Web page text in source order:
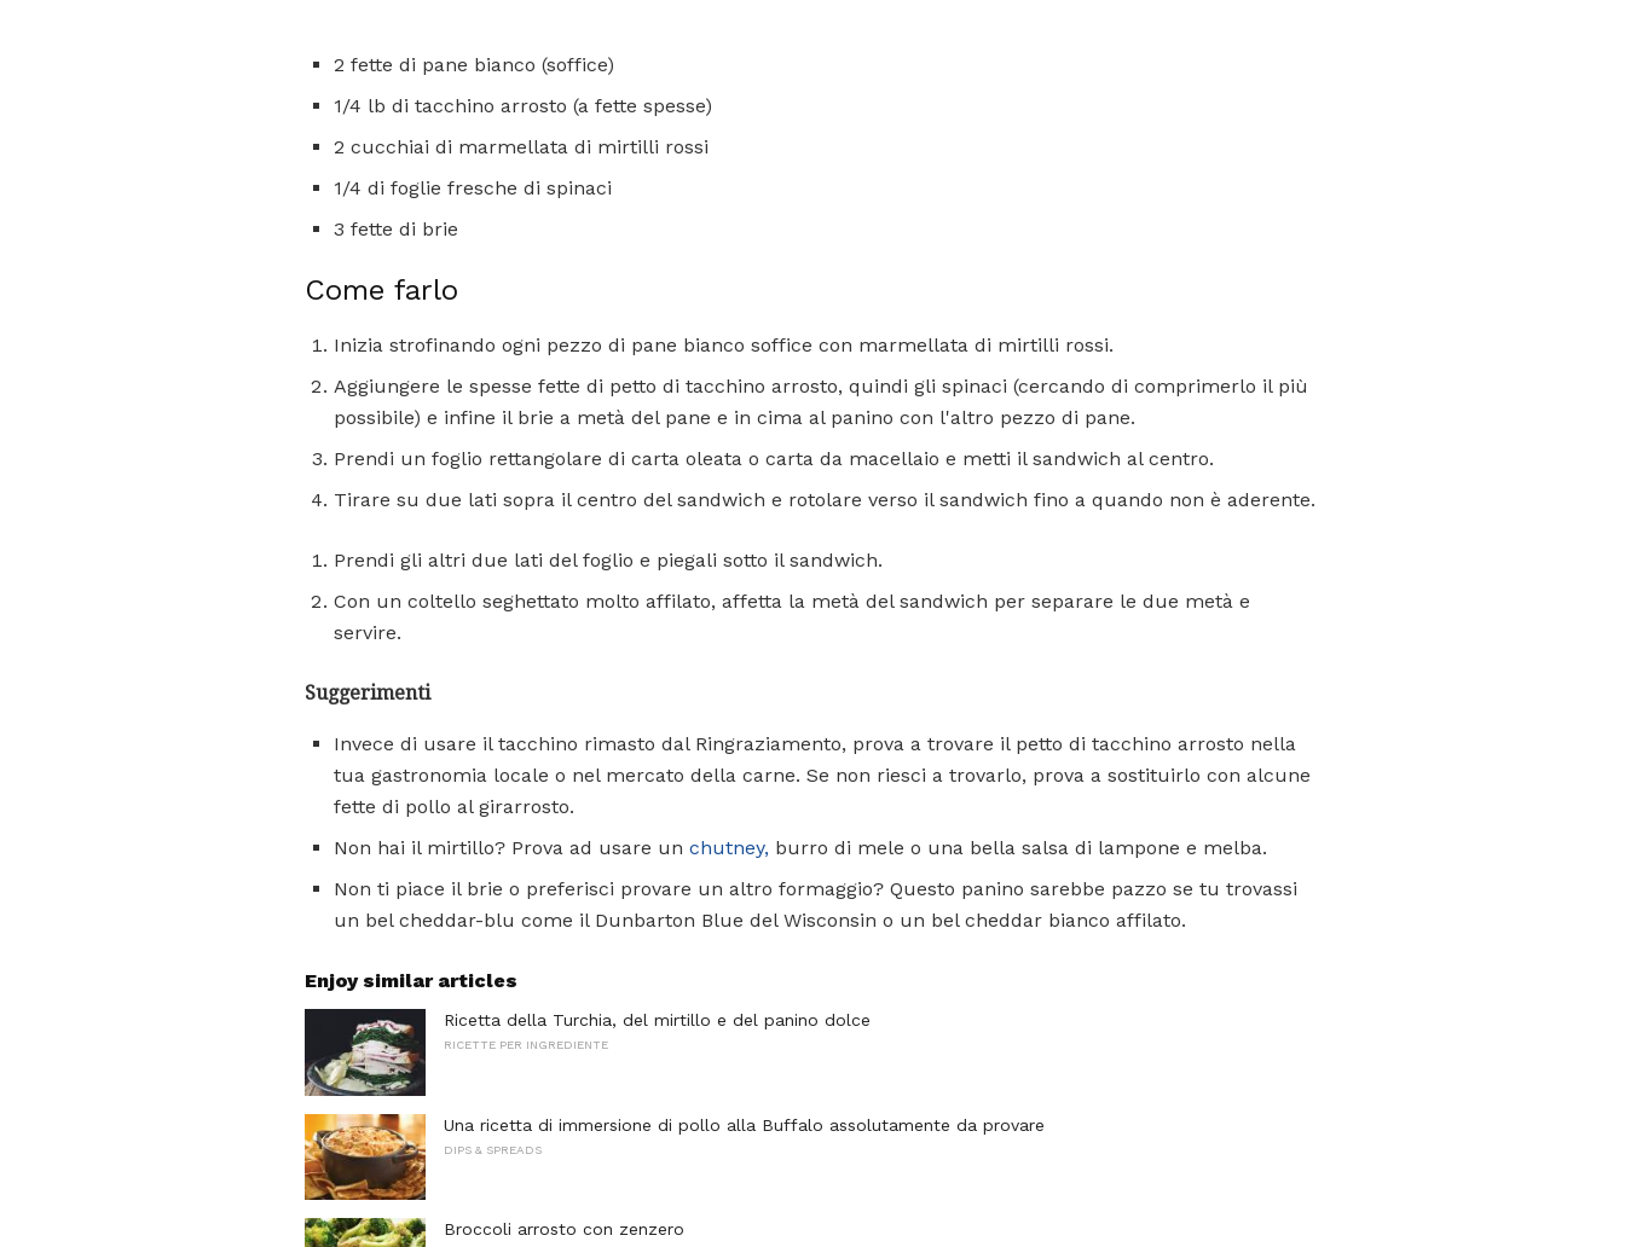
2 fette di pane bianco (soffice)
1/4 lb di tacchino arrosto (a fette spesse)
2 cucchiai di marmellata di mirtilli rossi
1/4 di foglie fresche di spinaci
3 fette di brie
Come farlo
Inizia strofinando ogni pezzo di pane bianco soffice con marmellata di mirtilli rossi.
Aggiungere le spesse fette di petto di tacchino arrosto, quindi gli spinaci (cercando di comprimerlo il più
possibile) e infine il brie a metà del pane e in cima al panino con l'altro pezzo di pane.
Prendi un foglio rettangolare di carta oleata o carta da macellaio e metti il ​​sandwich al centro.
Tirare su due lati sopra il centro del sandwich e rotolare verso il sandwich fino a quando non è aderente.
Prendi gli altri due lati del foglio e piegali sotto il sandwich.
Con un coltello seghettato molto affilato, affetta la metà del sandwich per separare le due metà e
servire.
Suggerimenti
Invece di usare il tacchino rimasto dal Ringraziamento, prova a trovare il petto di tacchino arrosto nella
tua gastronomia locale o nel mercato della carne. Se non riesci a trovarlo, prova a sostituirlo con alcune
fette di pollo al girarrosto.
Non hai il mirtillo? Prova ad usare un chutney, burro di mele o una bella salsa di lampone e melba.
Non ti piace il brie o preferisci provare un altro formaggio? Questo panino sarebbe pazzo se tu trovassi
un bel cheddar-blu come il Dunbarton Blue del Wisconsin o un bel cheddar bianco affilato.
Enjoy similar articles
Ricetta della Turchia, del mirtillo e del panino dolce
RICETTE PER INGREDIENTE
Una ricetta di immersione di pollo alla Buffalo assolutamente da provare
DIPS & SPREADS
Broccoli arrosto con zenzero